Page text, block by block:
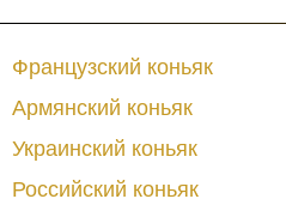
Французский коньяк
Армянский коньяк
Украинский коньяк
Российский коньяк